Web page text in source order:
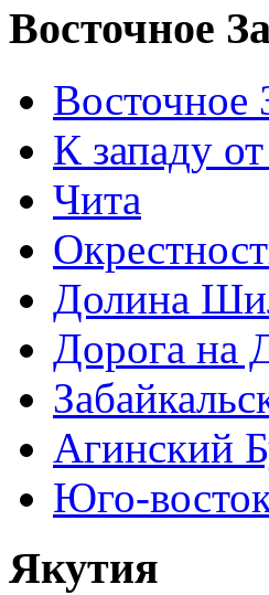
Восточное
Восточное
К западу
Чита
Долина
Дорога на
Агинский
Юго-
Якутия